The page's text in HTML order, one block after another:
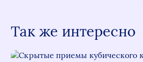
Так же интересно